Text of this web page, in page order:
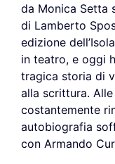
da Monica Setta
di Lamberto
edizione
in teatro, e oggi
tragica storia di
alla scrittura.
costantemente
autobiografia
con Armando